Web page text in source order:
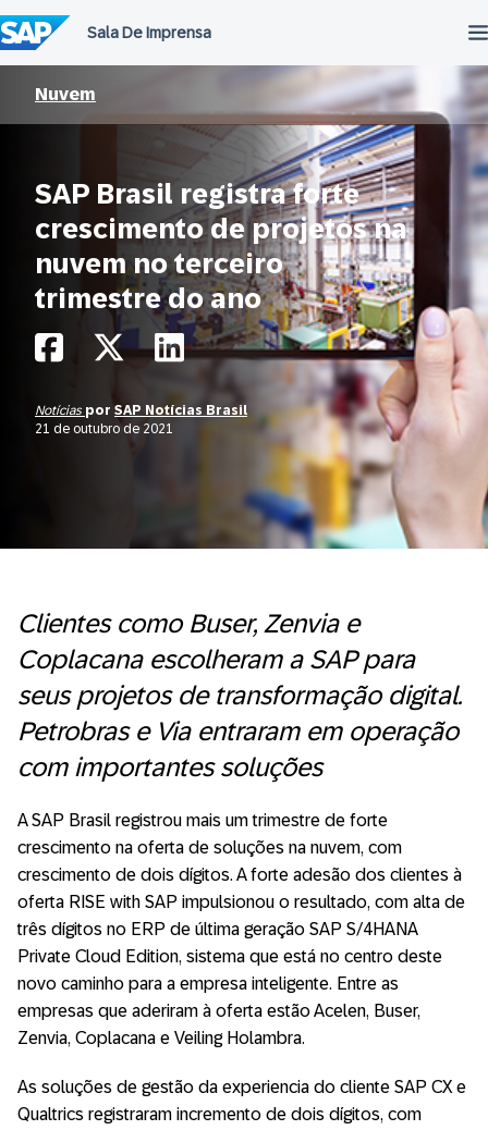
para
o
conteúdo
Nuvem
SAP Brasil registra forte
crescimento de projetos na
nuvem no terceiro
trimestre do ano
Notícias por SAP Notícias Brasil
21 de outubro de 2021
Clientes como Buser, Zenvia e
Coplacana escolheram a SAP para
seus projetos de transformação digital.
Petrobras e Via entraram em operação
com importantes soluções
A SAP Brasil registrou mais um trimestre de forte
crescimento na oferta de soluções na nuvem, com
crescimento de dois dígitos. A forte adesão dos clientes à
oferta RISE with SAP impulsionou o resultado, com alta de
três dígitos no ERP de última geração SAP S/4HANA
Private Cloud Edition, sistema que está no centro deste
novo caminho para a empresa inteligente. Entre as
empresas que aderiram à oferta estão Acelen, Buser,
Zenvia, Coplacana e Veiling Holambra.
As soluções de gestão da experiencia do cliente SAP CX e
Qualtrics registraram incremento de dois dígitos, com